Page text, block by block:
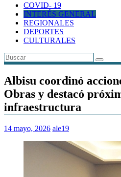
COVID- 19
INTERÉS GENERAL
REGIONALES
DEPORTES
CULTURALES
Albisu coordinó
Obras y destacó
infraestructura
14 mayo, 2026 ale19